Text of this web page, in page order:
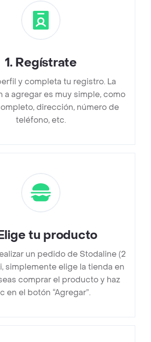
1. Regístrate
y completa tu registro. La
a agregar es muy simple, como
dirección, número de
teléfono, etc.
tu producto
un pedido de Stodaline (2
simplemente elige la tienda en
comprar el producto y haz
en el botón “Agregar”.